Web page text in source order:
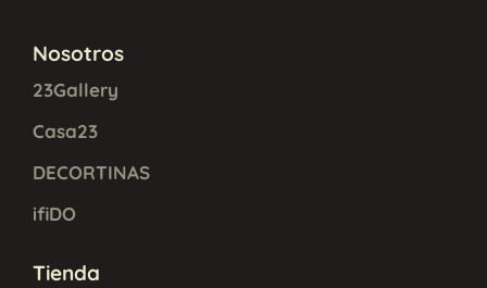
Nosotros
23Gallery
Casa23
DECORTINAS
ifiDO
Tienda